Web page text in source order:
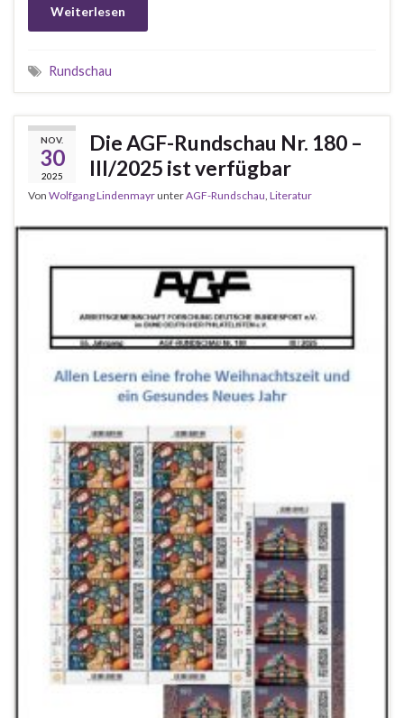
Weiterlesen
Rundschau
NOV.
30
2025
Die AGF-Rundschau Nr. 180 –
III/2025 ist verfügbar
Von Wolfgang LindenmayrunterAGF-Rundschau, Literatur